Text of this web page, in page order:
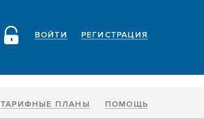
РЕГИСТРАЦИЯ
ВОЙТИ
ТАРИФНЫЕ ПЛАНЫ ПОМОЩЬ